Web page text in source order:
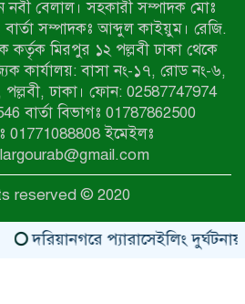
চাকরি হারিয়ে ভুয়া ডিবি
পরিচয়ে চাঁদাবাজি, গণপিটুনির পর
প্রতারক।
সাহিন সরকারের তিন ক্যাটাগরিতে
স্থান অর্জন; সংস্কৃতি অঙ্গনেও রয়েছে
প্রতিভা!
সন্ত্রাসীদের দ্রুত গ্রেফতার ও
দাবিতে নীলফামারীতে বিক্ষোভ ও
নবী বেলাল। সহকারী সম্পাদক মোঃ
সম্পাদকঃ আব্দুল কাইয়ুম। রেজি.
কর্তৃক মিরপুর ১২ পল্লবী ঢাকা থেকে
কার্যালয়: বাসা নং-১৭, রোড নং-৬,
পল্লবী, ঢাকা। ফোন: 02587747974
বার্তা বিভাগঃ 01787862500
01771088808 ইমেইলঃ
reserved © 2020
দরিয়ানগরে প্যারাসেইলিং দুর্ঘটনায়